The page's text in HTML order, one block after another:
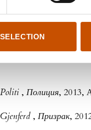
Кровь на
Sønnen,Сын
Эгнер:Skinndød,
Politi , Полиция, 2013,
Gjenferd , Призрак,